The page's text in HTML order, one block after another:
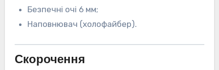
Безпечні очі 6 мм;
Наповнювач (холофайбер).
Скорочення